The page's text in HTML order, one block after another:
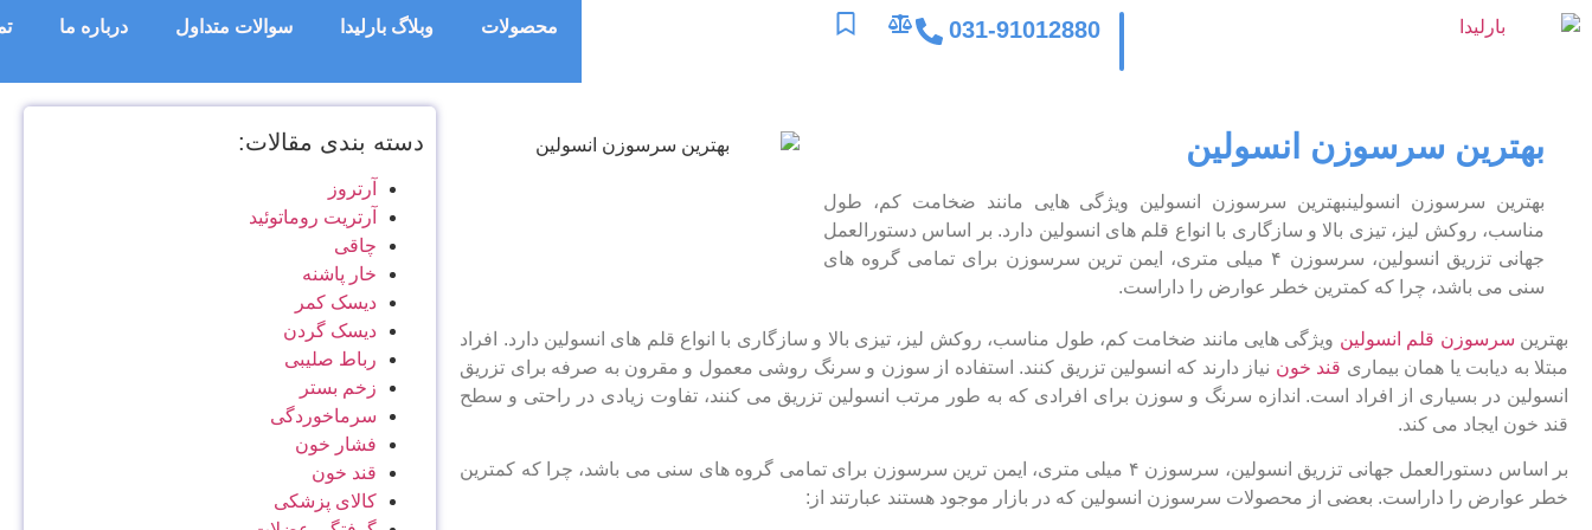
031-91012880 محصولات وبلاگ بارلیدا سوالات متداول درباره ما
بهترین سرسوزن انسولین
بهترین سرسوزن انسولینبهترین سرسوزن انسولین ویژگی هایی مانند ضخامت کم، طول
مناسب، روکش لیز، تیزی بالا و سازگاری با انواع قلم های انسولین دارد. بر اساس دستورالعمل
جهانی تزریق انسولین، سرسوزن ۴ میلی متری، ایمن ترین سرسوزن برای تمامی گروه های
سنی می باشد، چرا که کمترین خطر عوارض را داراست.
بهترین سرسوزن قلم انسولین ویژگی هایی مانند ضخامت کم، طول مناسب، روکش لیز، تیزی بالا و سازگاری با انواع قلم های انسولین دارد. افراد
مبتلا به دیابت یا همان بیماری قند خون نیاز دارند که انسولین تزریق کنند. استفاده از سوزن و سرنگ روشی معمول و مقرون به صرفه برای تزریق
انسولین در بسیاری از افراد است. اندازه سرنگ و سوزن برای افرادی که به طور مرتب انسولین تزریق می کنند، تفاوت زیادی در راحتی و سطح
قند خون ایجاد می کند.
بر اساس دستورالعمل جهانی تزریق انسولین، سرسوزن ۴ میلی متری، ایمن ترین سرسوزن برای تمامی گروه های سنی می باشد، چرا که کمترین
خطر عوارض را داراست. بعضی از محصولات سرسوزن انسولین که در بازار موجود هستند عبارتند از:
دسته بندی مقالات:
آرتروز
آرتریت روماتوئید
چاقی
خار پاشنه
دیسک کمر
دیسک گردن
رباط صلیبی
زخم بستر
سرماخوردگی
فشار خون
قند خون
کالای پزشکی